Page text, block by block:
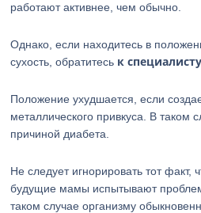
работают активнее, чем обычно.
Однако, если находитесь в
сухость, обратитесь к
Положение ухудшается, если
металлического привкуса. В таком
причиной диабета.
Не следует игнорировать тот факт,
будущие мамы испытывают
таком случае организму